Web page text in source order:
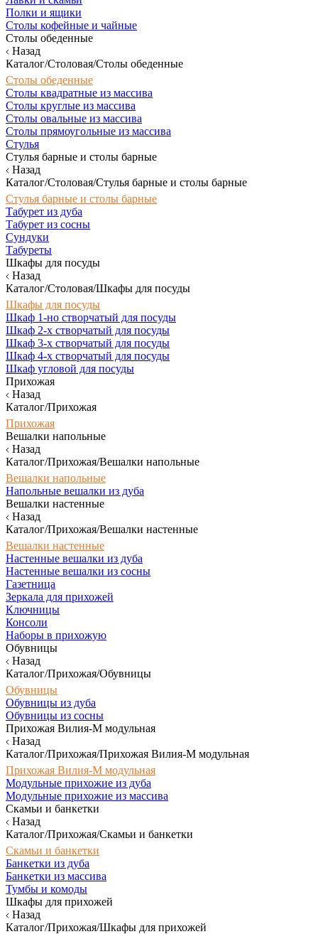
Полки и ящики
Столы кофейные и чайные
Столы обеденные
Назад
Каталог/Столовая/Столы обеденные
Столы обеденные
Столы квадратные из массива
Столы круглые из массива
Столы овальные из массива
Столы прямоугольные из массива
Стулья
Стулья барные и столы барные
Назад
Каталог/Столовая/Стулья барные и столы барные
Стулья барные и столы барные
Табурет из дуба
Табурет из сосны
Сундуки
Табуреты
Шкафы для посуды
Назад
Каталог/Столовая/Шкафы для посуды
Шкафы для посуды
Шкаф 1-но створчатый для посуды
Шкаф 2-х створчатый для посуды
Шкаф 3-х створчатый для посуды
Шкаф 4-х створчатый для посуды
Шкаф угловой для посуды
Прихожая
Назад
Каталог/Прихожая
Прихожая
Вешалки напольные
Назад
Каталог/Прихожая/Вешалки напольные
Вешалки напольные
Напольные вешалки из дуба
Вешалки настенные
Назад
Каталог/Прихожая/Вешалки настенные
Вешалки настенные
Настенные вешалки из дуба
Настенные вешалки из сосны
Газетница
Зеркала для прихожей
Ключницы
Консоли
Наборы в прихожую
Обувницы
Назад
Каталог/Прихожая/Обувницы
Обувницы
Обувницы из дуба
Обувницы из сосны
Прихожая Вилия-М модульная
Назад
Каталог/Прихожая/Прихожая Вилия-М модульная
Прихожая Вилия-М модульная
Модульные прихожие из дуба
Модульные прихожие из массива
Скамьи и банкетки
Назад
Каталог/Прихожая/Скамьи и банкетки
Скамьи и банкетки
Банкетки из дуба
Банкетки из массива
Тумбы и комоды
Шкафы для прихожей
Назад
Каталог/Прихожая/Шкафы для прихожей